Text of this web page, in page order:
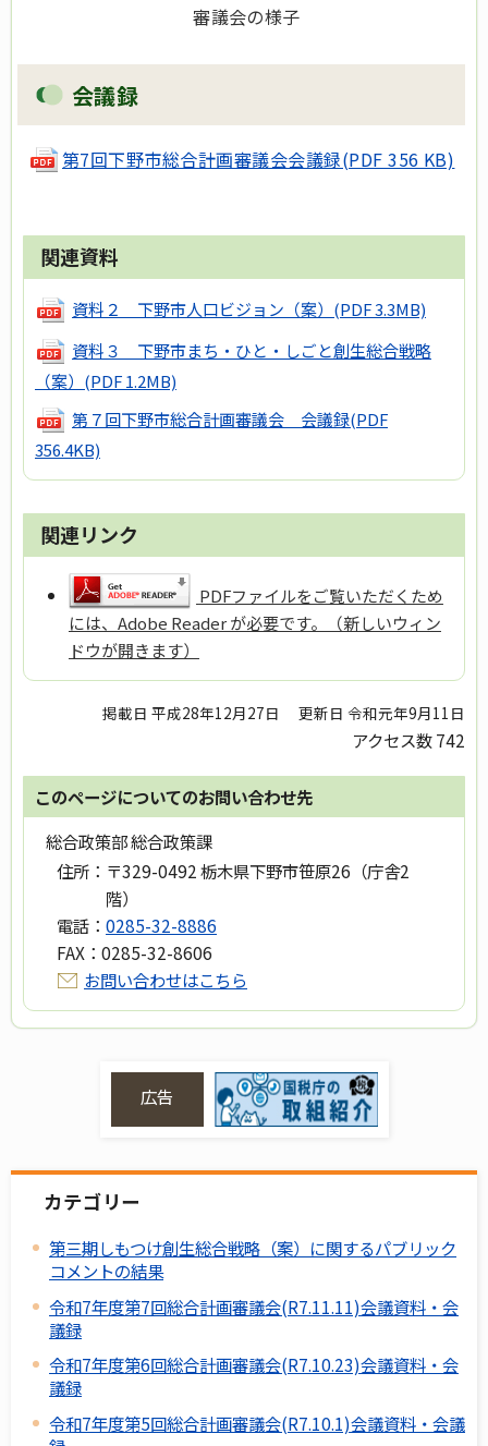
審議会の様子
会議録
第7回下野市総合計画審議会会議録(PDF 356 KB)
関連資料
資料２ 下野市人口ビジョン（案） (PDF 3.3MB)
資料３ 下野市まち・ひと・しごと創生総合戦略
（案） (PDF 1.2MB)
第７回下野市総合計画審議会 会議録(PDF
356.4KB)
関連リンク
PDFファイルをご覧いただくため
には、Adobe Reader が必要です。（新しいウィン
ドウが開きます）
掲載日 平成28年12月27日 更新日 令和元年9月11日
アクセス数742
このページについてのお問い合わせ先
総合政策部 総合政策課
住所： 〒329-0492 栃木県下野市笹原26（庁舎2
階）
電話： 0285-32-8886
FAX： 0285-32-8606
お問い合わせはこちら
広告
カテゴリー
第三期しもつけ創生総合戦略（案）に関するパブリック
コメントの結果
令和7年度第7回総合計画審議会(R7.11.11)会議資料・会
議録
令和7年度第6回総合計画審議会(R7.10.23)会議資料・会
議録
令和7年度第5回総合計画審議会(R7.10.1)会議資料・会議